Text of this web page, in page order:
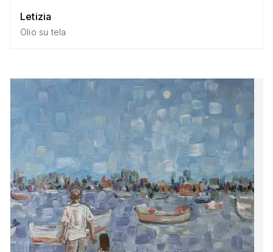
Letizia
Olio su tela